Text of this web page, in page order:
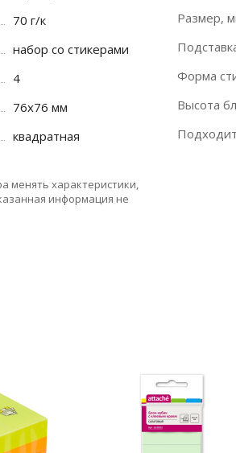
70 г/к
набор со стикерами
4
76x76 мм
квадратная
Размер,
Форма
Высота
менять характеристики,
информация не